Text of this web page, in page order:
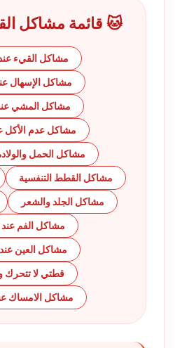
🐱 قائمة مشاكل
مشاكل القيء
مشاكل الإسهال
مشاكل المشي
مشاكل عدم الأكل
مشاكل الحمل
مشاكل القطط التنفسية
مشاكل الجلد والشعر
مشاكل الفم
مشاكل العين
قطتي لا تتحرك
مشاكل الامساك